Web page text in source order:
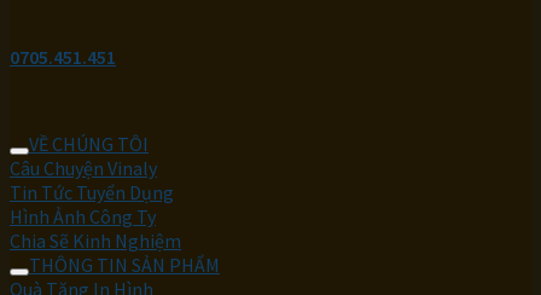
0705.451.451
VỀ CHÚNG TÔI
Câu Chuyện Vinaly
Tin Tức Tuyển Dụng
Hình Ảnh Công Ty
Chia Sẽ Kinh Nghiệm
THÔNG TIN SẢN PHẨM
Quà Tặng In Hình